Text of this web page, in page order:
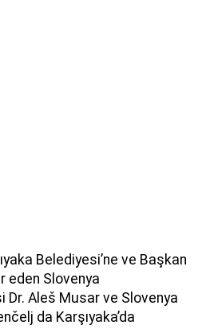
Belediyesi’ne ve Başkan
eden Slovenya
Dr. Aleš Musar ve Slovenya
da Karşıyaka’da